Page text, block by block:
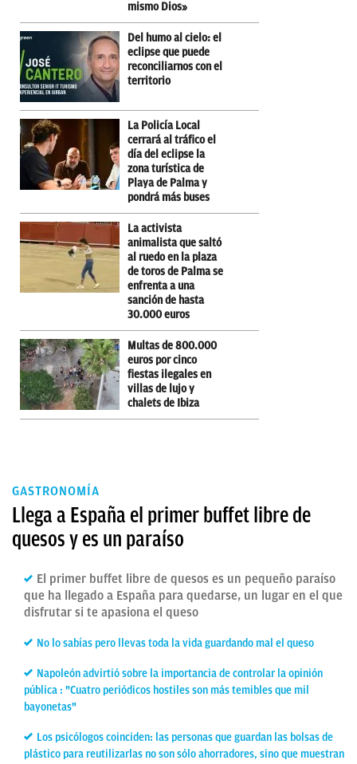
mismo Dios»
Del humo al cielo: el
eclipse que puede
reconciliarnos con el
territorio
La Policía Local
cerrará al tráfico el
día del eclipse la
zona turística de
Playa de Palma y
pondrá más buses
La activista
animalista que saltó
al ruedo en la plaza
de toros de Palma se
enfrenta a una
sanción de hasta
30.000 euros
Multas de 800.000
euros por cinco
fiestas ilegales en
villas de lujo y
chalets de Ibiza
GASTRONOMÍA
Llega a España el primer buffet libre de
quesos y es un paraíso
El primer buffet libre de quesos es un pequeño paraíso
que ha llegado a España para quedarse, un lugar en el que
disfrutar si te apasiona el queso
No lo sabías pero llevas toda la vida guardando mal el queso
Napoleón advirtió sobre la importancia de controlar la opinión
pública : "Cuatro periódicos hostiles son más temibles que mil
bayonetas"
Los psicólogos coinciden: las personas que guardan las bolsas de
plástico para reutilizarlas no son sólo ahorradores, sino que muestran